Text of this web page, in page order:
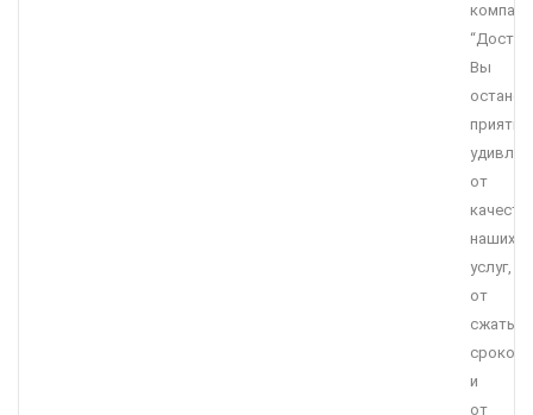
Вы
приятно
от
наших
услуг,
от
сжатых
сроков
и
от